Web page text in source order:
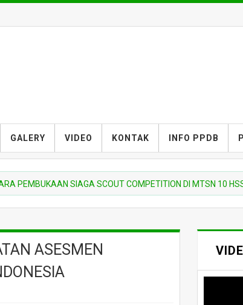
GALERY VIDEO KONTAK INFO PPDB
SIAGA SCOUT COMPETITION DI MTSN 10 HSS
ASESMEN